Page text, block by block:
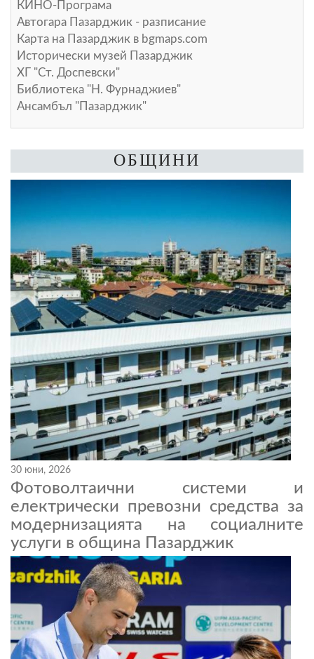
КИНО-Програма
Автогара Пазарджик - разписание
Карта на Пазарджик в bgmaps.com
Исторически музей Пазарджик
ХГ "Ст. Доспевски"
Библиотека "Н. Фурнаджиев"
Ансамбъл "Пазарджик"
ОБЩИНИ
30 юни, 2026
Фотоволтаични системи и
електрически превозни средства за
модернизацията на социалните
услуги в община Пазарджик